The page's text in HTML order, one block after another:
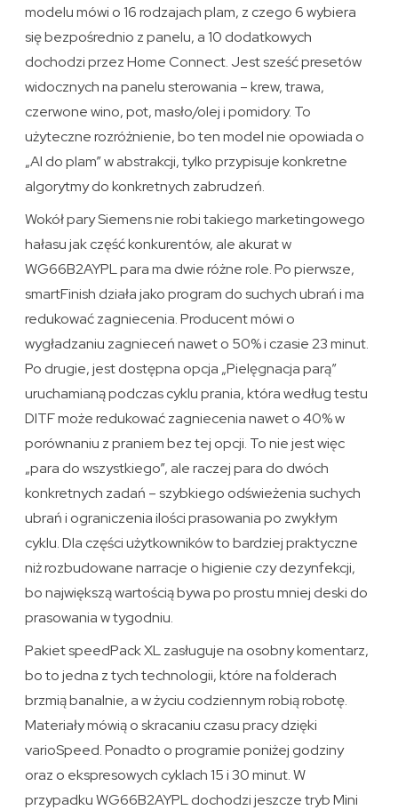
modelu mówi o 16 rodzajach plam, z czego 6 wybiera
się bezpośrednio z panelu, a 10 dodatkowych
dochodzi przez Home Connect. Jest sześć presetów
widocznych na panelu sterowania – krew, trawa,
czerwone wino, pot, masło/olej i pomidory. To
użyteczne rozróżnienie, bo ten model nie opowiada o
„AI do plam” w abstrakcji, tylko przypisuje konkretne
algorytmy do konkretnych zabrudzeń.
Wokół pary Siemens nie robi takiego marketingowego
hałasu jak część konkurentów, ale akurat w
WG66B2AYPL para ma dwie różne role. Po pierwsze,
smartFinish działa jako program do suchych ubrań i ma
redukować zagniecenia. Producent mówi o
wygładzaniu zagnieceń nawet o 50% i czasie 23 minut.
Po drugie, jest dostępna opcja „Pielęgnacja parą”
uruchamianą podczas cyklu prania, która według testu
DITF może redukować zagniecenia nawet o 40% w
porównaniu z praniem bez tej opcji. To nie jest więc
„para do wszystkiego”, ale raczej para do dwóch
konkretnych zadań – szybkiego odświeżenia suchych
ubrań i ograniczenia ilości prasowania po zwykłym
cyklu. Dla części użytkowników to bardziej praktyczne
niż rozbudowane narracje o higienie czy dezynfekcji,
bo największą wartością bywa po prostu mniej deski do
prasowania w tygodniu.
Pakiet speedPack XL zasługuje na osobny komentarz,
bo to jedna z tych technologii, które na folderach
brzmią banalnie, a w życiu codziennym robią robotę.
Materiały mówią o skracaniu czasu pracy dzięki
varioSpeed. Ponadto o programie poniżej godziny
oraz o ekspresowych cyklach 15 i 30 minut. W
przypadku WG66B2AYPL dochodzi jeszcze tryb Mini